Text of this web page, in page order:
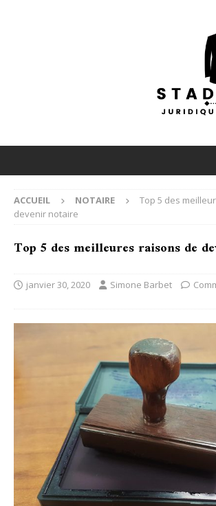
ACCUEIL NOTAIRE
Top 5 des
devenir notaire
Top 5 des meilleures raisons de
janvier 30, 2020 Simone Barbet